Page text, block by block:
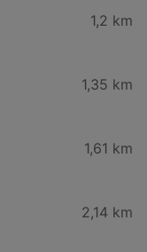
1,2 km
1,35 km
1,61 km
2,14 km